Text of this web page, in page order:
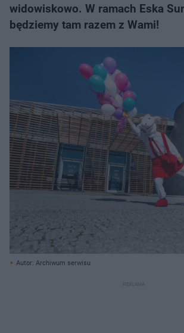
widowiskowo. W ramach Eska
będziemy tam razem z Wami!
Autor: Archiwum serwisu